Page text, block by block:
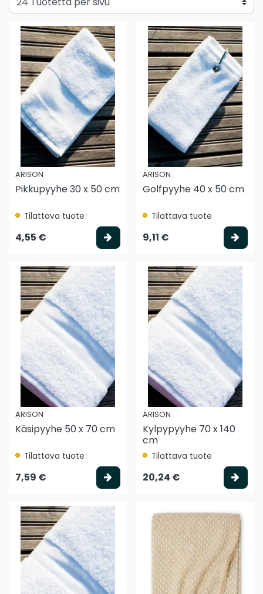
ARISON
Pikkupyyhe 30 x 50 cm
Tilattava tuote
4,55 € Valitse vaihtoehto
ARISON
Golfpyyhe 40 x 50 cm
Tilattava tuote
9,11 €
ARISON
Käsipyyhe 50 x 70 cm
Tilattava tuote
7,59 € Valitse vaihtoehto
ARISON
Kylpypyyhe 70 x 140
cm
Tilattava tuote
20,24 €